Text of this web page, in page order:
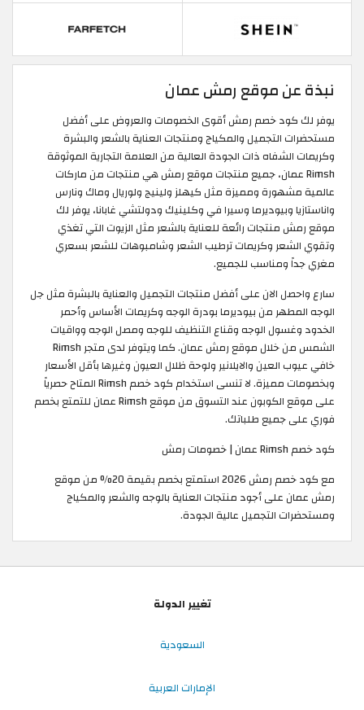
نبذة عن موقع رمش عمان
يوفر لك كود خصم رمش أقوى الخصومات والعروض على أفضل
مستحضرات التجميل والمكياج ومنتجات العناية بالشعر والبشرة
وكريمات الشفاه ذات الجودة العالية من العلامة التجارية الموثوقة
Rimsh عمان، جميع منتجات موقع رمش هي منتجات من ماركات
عالمية مشهورة ومميزة مثل كيهلز ولينيج ولوريال وماك ونارس
واناستازيا وبيوديرما وسيرا في وكلينيك ودولتشي غابانا، يوفر لك
موقع رمش منتجات رائعة للعناية بالشعر مثل الزيوت التي تغذي
وتقوي الشعر وكريمات ترطيب الشعر وشامبوهات للشعر بسعري
مغري جداً ومناسب للجميع.
سارع واحصل الان على أفضل منتجات التجميل والعناية بالبشرة مثل جل
الوجه المطهر من بيوديرما بودرة الوجه وكريمات الأساس وأحمر
الخدود وغسول الوجه وقناع التنظيف للوجه ومصل الوجه وواقيات
الشمس من خلال موقع رمش عمان. كما ويتوفر لدى متجر Rimsh
خافي عيوب العين والايلانير ولوحة ظلال العيون وغيرها بأقل الأسعار
وبخصومات مميزة. لا تنسى استخدام كود خصم Rimsh المتاح حصرياً
على موقع الكوبون عند التسوق من موقع Rimsh عمان للتمتع بخصم
فوري على جميع طلباتك. ​
كود خصم Rimsh عمان | خصومات رمش
مع كود خصم رمش 2026 استمتع بخصم بقيمة 20% من موقع
رمش عمان على أجود منتجات العناية بالوجه والشعر والمكياج
ومستحضرات التجميل عالية الجودة.
تغيير الدولة
السعودية
الإمارات العربية